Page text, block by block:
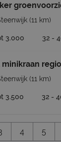
(11 km)
3.000 32 -
minikraan
(11 km)
3.500 32 -
4 5